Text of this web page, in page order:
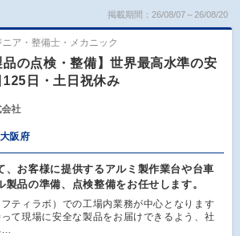
掲載期間：26/08/07～26/08/20
ア・整備士・メカニック
の点検・整備】世界最高水準の安
日・土日祝休み
社
大阪府
、お客様に提供するアルミ製作業台や台車
製品の準備、点検整備をお任せします。
ティラボ）での工場内業務が中心となります
て現場に安全な製品をお届けできるよう、社